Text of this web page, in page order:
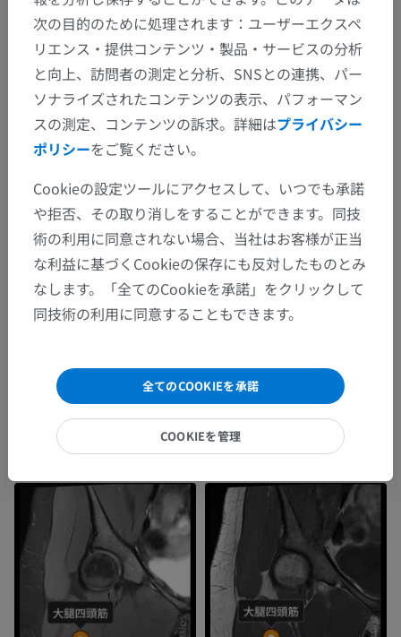
次の目的のために処理されます：ユーザーエクスペ
リエンス・提供コンテンツ・製品・サービスの分析
と向上、訪問者の測定と分析、SNSとの連携、パー
ソナライズされたコンテンツの表示、パフォーマン
スの測定、コンテンツの訴求。詳細はプライバシー
ポリシーをご覧ください。
Cookieの設定ツールにアクセスして、いつでも承諾
や拒否、その取り消しをすることができます。同技
術の利用に同意されない場合、当社はお客様が正当
な利益に基づくCookieの保存にも反対したものとみ
なします。「全てのCookieを承諾」をクリックして
同技術の利用に同意することもできます。
全てのCOOKIEを承諾
COOKIEを管理